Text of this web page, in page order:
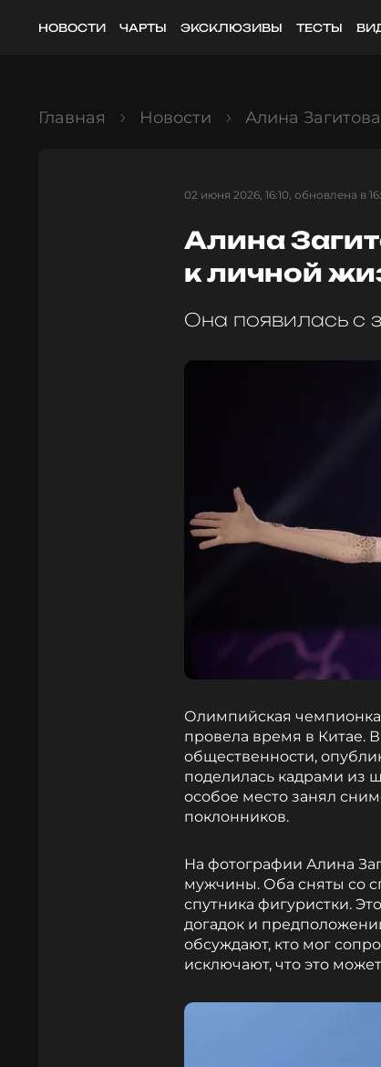
НОВОСТИ ЧАРТЫ ЭКСКЛЮЗИВЫ ТЕСТЫ
Главная Новости Алина
02 июня 2026, 16:10, обновлена в
Алина
к личной
Она появилась с
Олимпийская
провела время в Китае.
общественности,
поделилась кадрами из
особое место занял
поклонников.
На фотографии Алина
мужчины. Оба сняты со
спутника фигуристки.
догадок и
обсуждают, кто мог
исключают, что это